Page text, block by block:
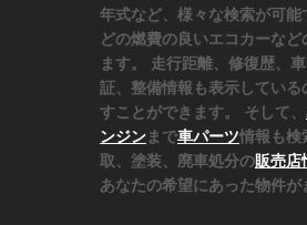
年式など、様々な検索が可能
どの燃費の良いエコカーな
ます。 走行距離、修復歴、
証、整備情報も表示してい
すことができます。 そして、
ンジンまで車パーツ情報も検
取、塗装、廃車処分の販売店
あなたの希望にあった物件が